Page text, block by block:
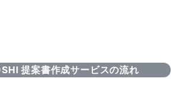
提案書作成サービスの流れ